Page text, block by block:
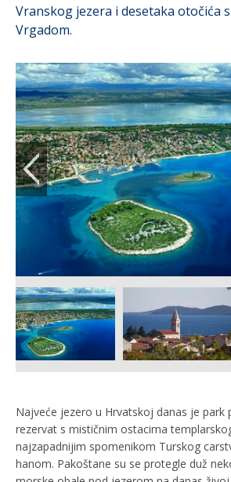
Vranskog jezera i desetaka otočića
Vrgadom.
Najveće jezero u Hrvatskoj danas je park
rezervat s mističnim ostacima
najzapadnijim spomenikom Turskog
hanom. Pakoštane su se protegle duž